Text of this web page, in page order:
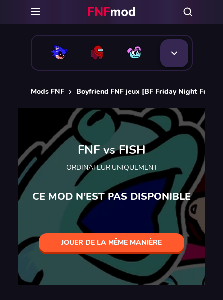
Mods FNF Boyfriend FNF jeux [BF Friday Night Funkin]
FNF vs FISH
ORDINATEUR UNIQUEMENT
CE MOD N’EST PAS DISPONIBLE
JOUER DE LA MÊME MANIÈRE